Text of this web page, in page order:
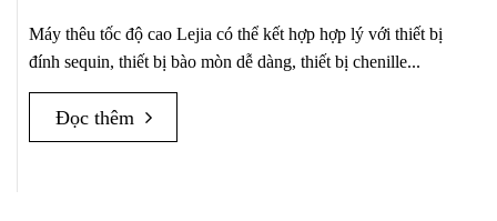
Máy thêu tốc độ cao Lejia có thể kết hợp hợp lý với thiết bị
đính sequin, thiết bị bào mòn dễ dàng, thiết bị chenille...
Đọc thêm